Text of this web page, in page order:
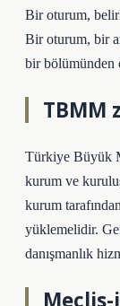
Bir oturum,
Bir oturum, bir
bir bölümünden
TBMM
Türkiye Büyük
kurum ve
kurum
yüklemelidir.
danışmanlık